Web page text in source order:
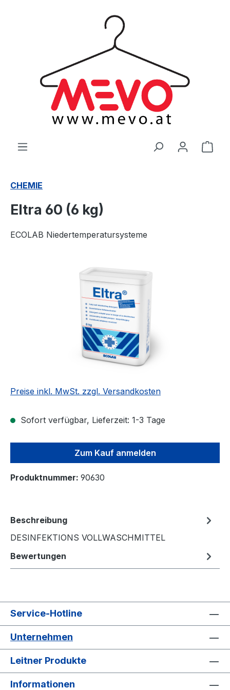
CHEMIE
Eltra 60 (6 kg)
ECOLAB Niedertemperatursysteme
Bildergalerie überspringen
Preise inkl. MwSt. zzgl. Versandkosten
Sofort verfügbar, Lieferzeit: 1-3 Tage
Zum Kauf anmelden
Produktnummer: 90630
Beschreibung
DESINFEKTIONS VOLLWASCHMITTEL
Bewertungen
Service-Hotline
Unternehmen
Leitner Produkte
Informationen